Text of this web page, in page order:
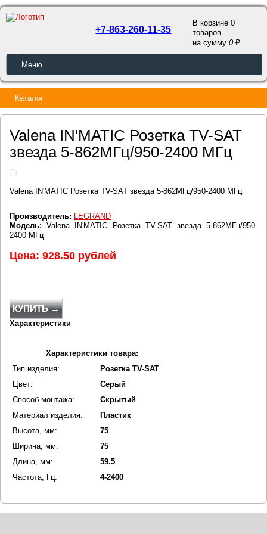
ОБРАТНЫЙ ЗВОНОК
+7-863-260-11-35
В корзине 0
товаров
на сумму0
Меню
Каталог
Valena IN'MATIC Розетка TV-SAT
звезда 5-862МГц/950-2400 МГц
Valena IN'MATIC Розетка TV-SAT звезда 5-862МГц/950-2400 МГц
Производитель: LEGRAND
Модель: Valena IN'MATIC Розетка TV-SAT звезда 5-862МГц/950-
2400 МГц
Цена: 928.50 рублей
КУПИТЬ →
Характеристики
Характеристики товара:
Тип изделия:
Розетка TV-SAT
Цвет:
Серый
Способ монтажа:
Скрытый
Материал изделия:
Пластик
Высота, мм:
75
Ширина, мм:
75
Длина, мм:
59.5
Частота, Гц:
4-2400